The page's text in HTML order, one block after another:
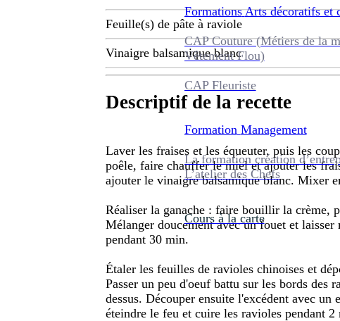
Formations Arts décoratifs et
CAP Couture (Métiers de la
Vêtement Flou)
CAP Fleuriste
Formation Management
La formation création
L’atelier des Chefs
Cours à la carte
Feuille(s) de pâte à raviole
Vinaigre balsamique blanc
Descriptif de la recette
Laver les fraises et les équeuter, puis les
poêle, faire chauffer le miel et ajouter les
ajouter le vinaigre balsamique blanc. Mixer
Réaliser la ganache : faire bouillir la crème,
Mélanger doucement avec un fouet et
pendant 30 min.
Étaler les feuilles de ravioles chinoises et
Passer un peu d'oeuf battu sur les bords des
dessus. Découper ensuite l'excédent avec
éteindre le feu et cuire les ravioles pendant 2